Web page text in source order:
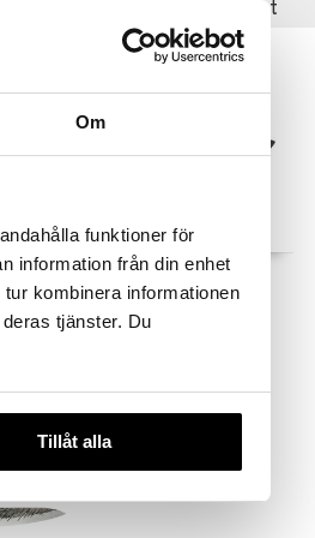
Om
funktioner för
information från din enhet
kombinera informationen
tjänster. Du
Tillåt alla
Suositut tuotteet
Akira Kiinalainen
Lihaveitsi 17 cm
DORRE